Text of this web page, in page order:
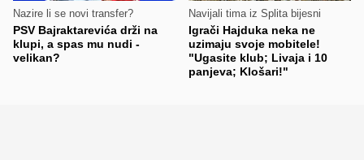
Nazire li se novi transfer?
PSV Bajraktarevića drži na
klupi, a spas mu nudi -
velikan?
Navijali tima iz Splita bijesni
Igrači Hajduka neka ne
uzimaju svoje mobitele!
"Ugasite klub; Livaja i 10
panjeva; Klošari!"